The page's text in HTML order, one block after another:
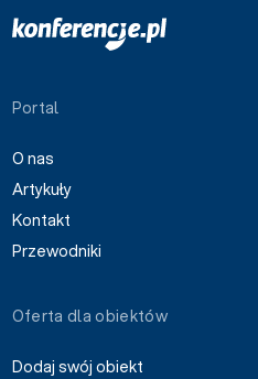
Portal
O nas
Artykuły
Kontakt
Przewodniki
Oferta dla obiektów
Dodaj swój obiekt